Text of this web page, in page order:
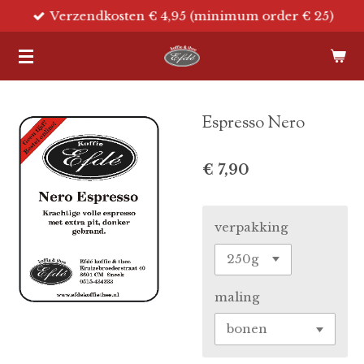
direct
naar
Verzendkosten € 4,95 (minimum order € 25)
Espresso Nero
€ 7,90
verpakking
maling